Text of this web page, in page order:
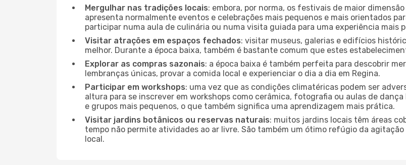
Mergulhar nas tradições locais: embora, por norma, os festivais de maior
apresenta normalmente eventos e celebrações mais pequenos e mais orientados
participar numa aula de culinária ou numa visita guiada para uma experiência mais
Visitar atrações em espaços fechados: visitar museus, galerias e edifícios
melhor. Durante a época baixa, também é bastante comum que estes
Explorar as compras sazonais: a época baixa é também perfeita para descobrir
lembranças únicas, provar a comida local e experienciar o dia a dia em Regina.
Participar em workshops: uma vez que as condições climatéricas podem ser
altura para se inscrever em workshops como cerâmica, fotografia ou aulas de
e grupos mais pequenos, o que também significa uma aprendizagem mais prática.
Visitar jardins botânicos ou reservas naturais: muitos jardins locais têm áreas
tempo não permite atividades ao ar livre. São também um ótimo refúgio da
local.